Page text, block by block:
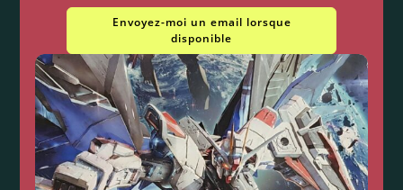
Envoyez-moi un email lorsque
disponible